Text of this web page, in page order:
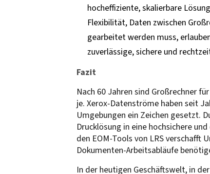
hocheffiziente, skalierbare
Flexibilität, Daten zwischen
gearbeitet werden muss,
zuverlässige, sichere und
Fazit
Nach 60 Jahren sind Großrechner
je. Xerox-Datenströme haben seit
Umgebungen ein Zeichen gesetzt.
Drucklösung in eine hochsichere
den EOM-Tools von LRS verschafft
Dokumenten-Arbeitsabläufe
In der heutigen Geschäftswelt, in